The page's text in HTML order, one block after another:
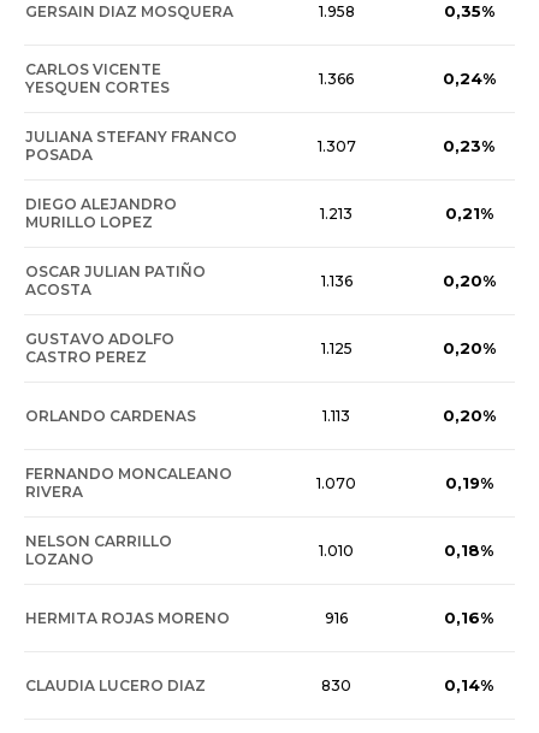
GERSAIN DIAZ MOSQUERA 1.958 0,35%
CARLOS VICENTE
YESQUEN CORTES
1.366 0,24%
JULIANA STEFANY FRANCO
POSADA
1.307 0,23%
DIEGO ALEJANDRO
MURILLO LOPEZ
1.213 0,21%
OSCAR JULIAN PATIÑO
ACOSTA
1.136 0,20%
GUSTAVO ADOLFO
CASTRO PEREZ
1.125 0,20%
ORLANDO CARDENAS 1.113 0,20%
FERNANDO MONCALEANO
RIVERA
1.070 0,19%
NELSON CARRILLO
LOZANO
1.010 0,18%
HERMITA ROJAS MORENO 916 0,16%
CLAUDIA LUCERO DIAZ 830 0,14%